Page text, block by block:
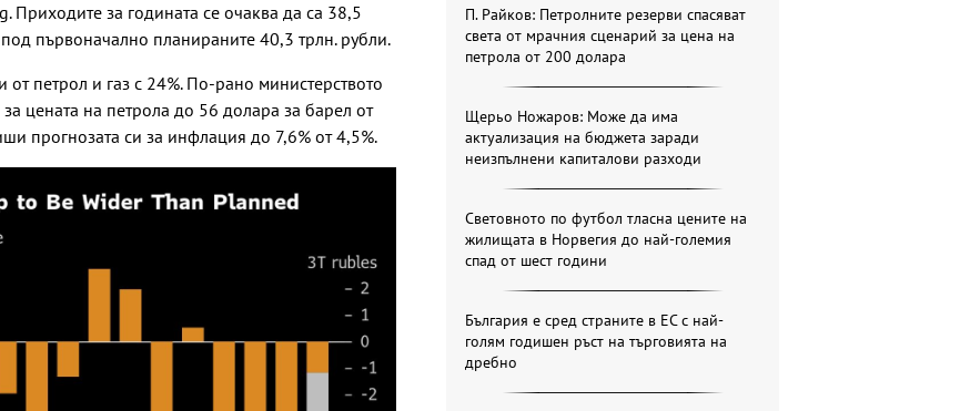
Приходите за годината се очаква да са 38,5
първоначално планираните 40,3 трлн. рубли.
петрол и газ с 24%. По-рано министерството
цената на петрола до 56 долара за барел от
прогнозата си за инфлация до 7,6% от 4,5%.
П. Райков: Петролните резерви спасяват
света от мрачния сценарий за цена на
петрола от 200 долара
Щерьо Ножаров: Може да има
актуализация на бюджета заради
неизпълнени капиталови разходи
Световното по футбол тласна цените на
жилищата в Норвегия до най-големия
спад от шест години
България е сред страните в ЕС с най-
голям годишен ръст на търговията на
дребно